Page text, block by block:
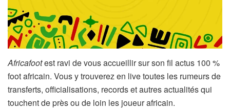
Africafootest ravi de vous accueillir sur son fil actus 100 %
foot africain. Vous y trouverez en live toutes les rumeurs de
transferts, officialisations, records et autres actualités qui
touchent de près ou de loin les joueur africain.